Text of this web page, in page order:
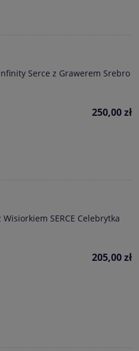
Serce z Grawerem Srebro
250,00 zł
SERCE Celebrytka
205,00 zł